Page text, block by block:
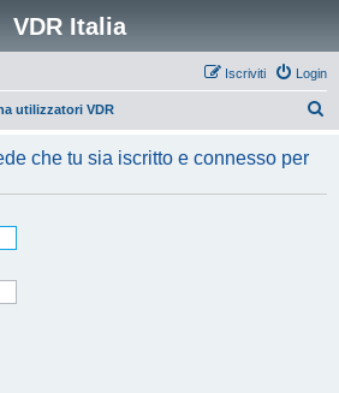
VDR Italia
Login
Iscriviti
utilizzatori VDR
c
che tu sia iscritto e connesso per